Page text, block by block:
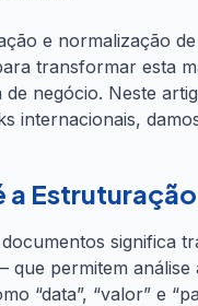
e normalização
transformar esta
de negócio. Neste
internacionais,
a
significa
que permitem
“data”, “valor” e